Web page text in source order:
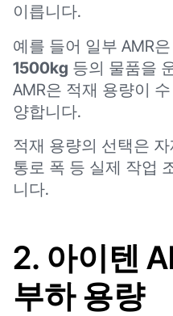
이릅니다.
예를 들어 일부 AMR은
1500kg 등의 물품을
AMR은 적재 용량이
양합니다.
적재 용량의 선택은
통로 폭 등 실제 작업
니다.
2. 아이텐
부하 용량